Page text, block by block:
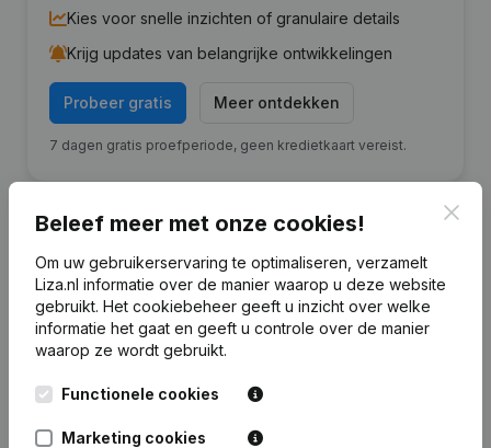
Kies voor snelle inzichten of granulaire details
Krijg updates van belangrijke ontwikkelingen
Probeer gratis Meer ontdekken
7 dagen gratis proefperiode, geen kredietkaart vereist.
Financiële gegevensvan JIBF
2025
vermogen
Beleef meer met onze cookies!
Om uw gebruikerservaring te optimaliseren, verzamelt
Liza.nl informatie over de manier waarop u deze website
gebruikt. Het cookiebeheer geeft u inzicht over welke
informatie het gaat en geeft u controle over de manier
waarop ze wordt gebruikt.
Functionele cookies
Marketing cookies